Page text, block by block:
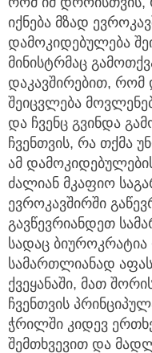
იქნება მზად
დამოკიდებულება
მინისტრმაც
დაკავშირებით,
შეიცვლება
და ჩვენც გვინდა
ჩვენთვის, რა თქმა
ამ
ძალიან მკაფიო
ევროკავშირში
გავწევრიანდეთ
სადაც
სამართლიანად
ქვეყანაში, მათ
ჩვენთვის
ჭრილში კიდევ
შემთხვევით და